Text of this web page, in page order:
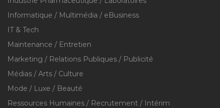
Informatique / Multimédia / eBusiness
IT & Tech
Maintenance / Entretien
Marketing / Relations Publiques / Publicité
Médias / Arts / Culture
Mode / Luxe / Beauté
Ressources Humaines / Recrutement / Intérim